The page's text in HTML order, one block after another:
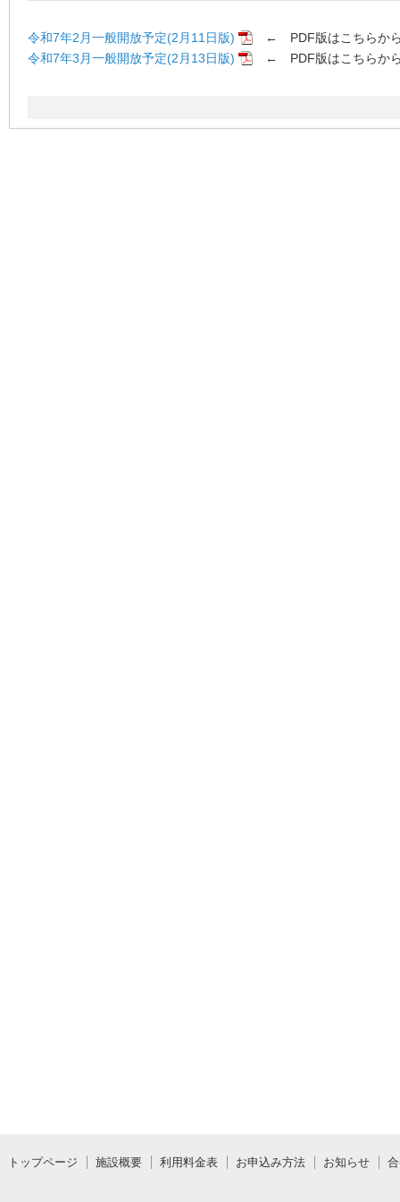
令和7年2月一般開放予定(2月11日版)
← PDF版はこちらか
令和7年3月一般開放予定(2月13日版)
← PDF版はこちらか
トップページ 施設概要 利用料金表 お申込み方法 お知らせ